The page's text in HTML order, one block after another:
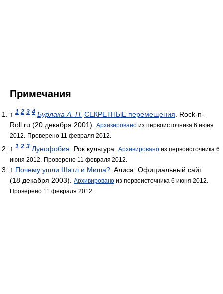
Примечания
↑ 1 2 3 4 Бурлака А. П. СЕКРЕТНЫЕ перемещения . Rock-n-
Roll.ru (20 декабря 2001).
Архивировано из первоисточника 6 июня
2012.
Проверено 11 февраля 2012.
↑ 1 2 3 Лунофобия . Рок культура. Архивировано из первоисточника 6
июня 2012.
Проверено 11 февраля 2012.
↑ Почему ушли Шатл и Миша? . Алиса. Официальный сайт
(18 декабря 2003).
Архивировано из первоисточника 6 июня 2012.
Проверено 11 февраля 2012.